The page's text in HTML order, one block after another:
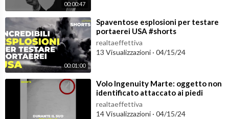
00:00:47
00:01:00
⁣Spaventose esplosioni per testare
portaerei USA #shorts
realtaeffettiva
13 Visualizzazioni · 04/15/24
⁣Volo Ingenuity Marte: oggetto non
identificato attaccato ai piedi
#shorts
realtaeffettiva
14 Visualizzazioni · 04/15/24